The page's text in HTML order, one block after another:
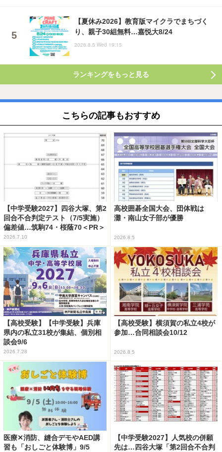
【夏休み2026】教育版マイクラでまちづく
り、親子30組無料…嘉悦大8/24
2026.8.5 Wed 19:15
ランキングをもっと見る
こちらの記事もおすすめ
【中学受験2027】四谷大塚、第2
回合不合判定テスト（7/5実施）
偏差値…筑駒74・桜蔭70＜PR＞
2026.7.10
高校囲碁全国大会、団体戦は
灘・南山女子部が優勝
2026.8.5
【高校受験】【中学受験】兵庫
県内の私立31校が集結、個別相
談会9/6
2026.7.28
【高校受験】横須賀の私立4校が
参加…合同相談会10/12
2026.8.5
医療✕消防、縫合デモやAED講
習も「おしごと体験博」9/5
【中学受験2027】人気校の併願
先は…四谷大塚「第2回合不合判